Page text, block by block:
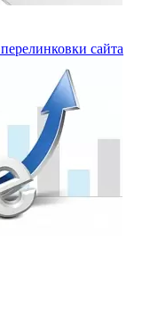
сайта